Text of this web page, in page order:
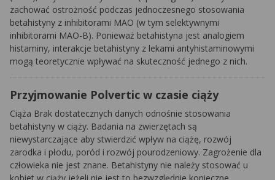
zachować ostrożność podczas jednoczesnego stosowania
betahistyny z inhibitorami MAO (w tym selektywnymi
inhibitorami MAO-B). Ponieważ betahistyna jest analogiem
histaminy, interakcje betahistyny z lekami antyhistaminowymi
mogą teoretycznie wpływać na skuteczność jednego z nich.
Przyjmowanie Polvertic w czasie ciąży
Ciąża Brak dostatecznych danych odnośnie stosowania
betahistyny w ciąży. Badania na zwierzętach są
niewystarczające aby stwierdzić wpływ na ciążę, rozwój
zarodka i płodu, poród i rozwój pourodzeniowy. Zagrożenie dla
człowieka nie jest znane. Betahistyny nie należy stosować u